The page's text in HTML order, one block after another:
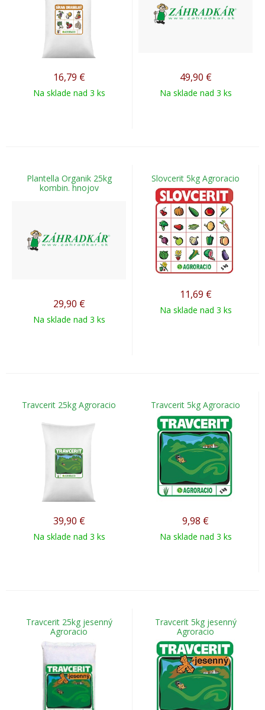
16,79 €
Na sklade nad 3 ks
49,90 €
Na sklade nad 3 ks
Plantella Organik 25kg
kombin. hnojov
29,90 €
Na sklade nad 3 ks
Slovcerit 5kg Agroracio
11,69 €
Na sklade nad 3 ks
Travcerit 25kg Agroracio
39,90 €
Na sklade nad 3 ks
Travcerit 5kg Agroracio
9,98 €
Na sklade nad 3 ks
Travcerit 25kg jesenný
Agroracio
Travcerit 5kg jesenný
Agroracio